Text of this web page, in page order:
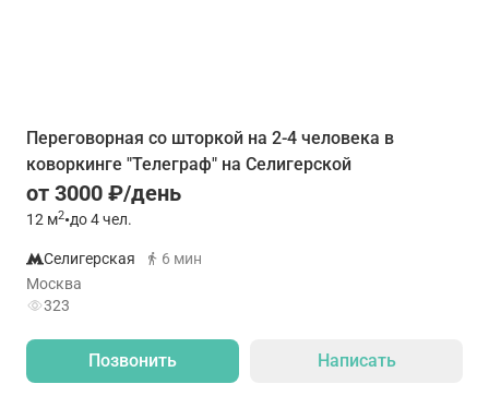
Переговорная со шторкой на 2-4 человека в
коворкинге "Телеграф" на Селигерской
от 3000 ₽/день
12 м2•до 4 чел.
Селигерская
6 мин
Москва
323
Позвонить Написать